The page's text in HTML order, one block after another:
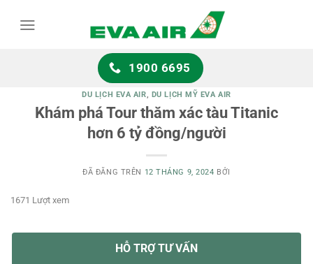
1900 6695
DU LỊCH EVA AIR, DU LỊCH MỸ EVA AIR
Khám phá Tour thăm xác tàu Titanic
hơn 6 tỷ đồng/người
ĐÃ ĐĂNG TRÊN 12 THÁNG 9, 2024 BỞI
1671 Lượt xem
HỖ TRỢ TƯ VẤN